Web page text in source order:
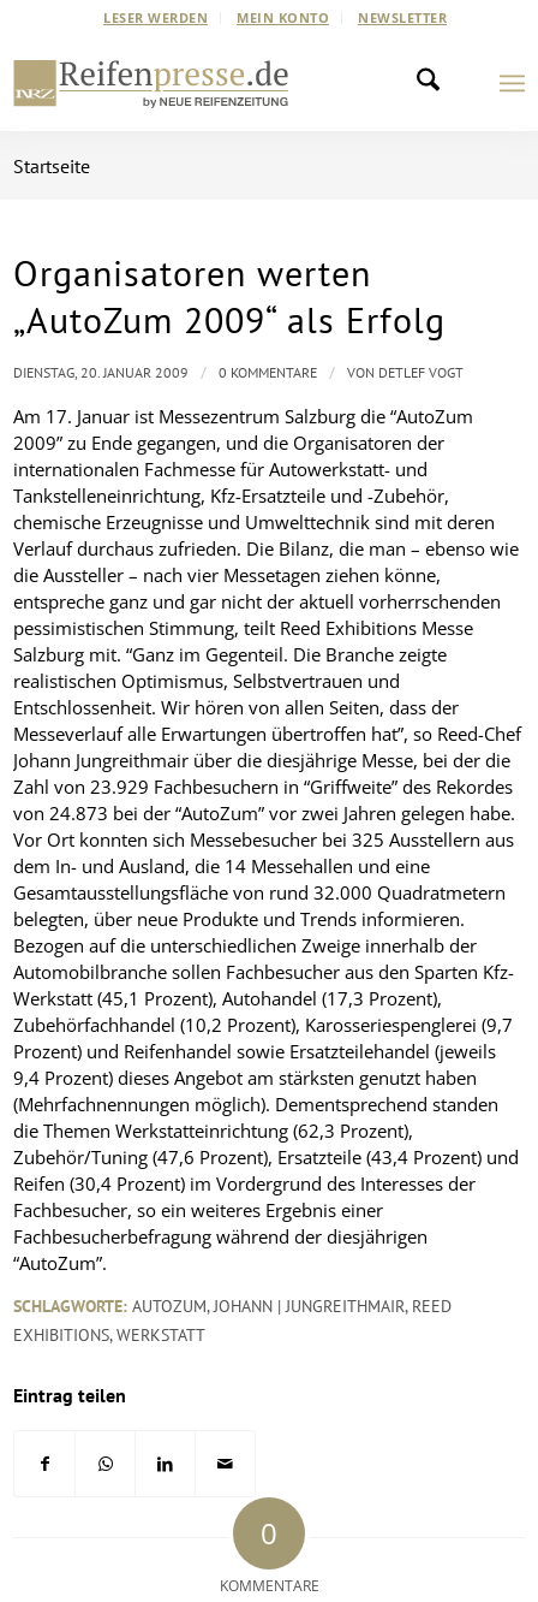
LESER WERDEN MEIN KONTO NEWSLETTER
Startseite
Organisatoren werten
„AutoZum 2009“ als Erfolg
Am 17. Januar ist Messezentrum Salzburg die “AutoZum
2009” zu Ende gegangen, und die Organisatoren der
internationalen Fachmesse für Autowerkstatt- und
Tankstelleneinrichtung, Kfz-Ersatzteile und -Zubehör,
chemische Erzeugnisse und Umwelttechnik sind mit deren
Verlauf durchaus zufrieden. Die Bilanz, die man – ebenso wie
die Aussteller – nach vier Messetagen ziehen könne,
entspreche ganz und gar nicht der aktuell vorherrschenden
pessimistischen Stimmung, teilt Reed Exhibitions Messe
Salzburg mit. “Ganz im Gegenteil. Die Branche zeigte
realistischen Optimismus, Selbstvertrauen und
Entschlossenheit. Wir hören von allen Seiten, dass der
Messeverlauf alle Erwartungen übertroffen hat”, so Reed-Chef
Johann Jungreithmair über die diesjährige Messe, bei der die
Zahl von 23.929 Fachbesuchern in “Griffweite” des Rekordes
von 24.873 bei der “AutoZum” vor zwei Jahren gelegen habe.
Vor Ort konnten sich Messebesucher bei 325 Ausstellern aus
dem In- und Ausland, die 14 Messehallen und eine
Gesamtausstellungsfläche von rund 32.000 Quadratmetern
belegten, über neue Produkte und Trends informieren.
Bezogen auf die unterschiedlichen Zweige innerhalb der
Automobilbranche sollen Fachbesucher aus den Sparten Kfz-
Werkstatt (45,1 Prozent), Autohandel (17,3 Prozent),
Zubehörfachhandel (10,2 Prozent), Karosseriespenglerei (9,7
Prozent) und Reifenhandel sowie Ersatzteilehandel (jeweils
9,4 Prozent) dieses Angebot am stärksten genutzt haben
(Mehrfachnennungen möglich). Dementsprechend standen
die Themen Werkstatteinrichtung (62,3 Prozent),
Zubehör/Tuning (47,6 Prozent), Ersatzteile (43,4 Prozent) und
Reifen (30,4 Prozent) im Vordergrund des Interesses der
Fachbesucher, so ein weiteres Ergebnis einer
Fachbesucherbefragung während der diesjährigen
“AutoZum”.
DIENSTAG, 20. JANUAR 2009 / 0 KOMMENTARE / VON DETLEF VOGT
SCHLAGWORTE: AUTOZUM, JOHANN | JUNGREITHMAIR, REED
EXHIBITIONS,WERKSTATT
Eintrag teilen
0
KOMMENTARE